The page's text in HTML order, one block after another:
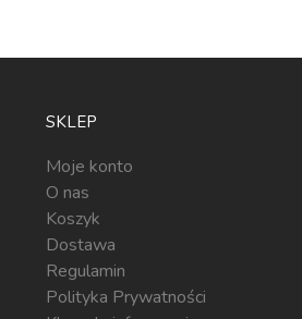
SKLEP
Moje konto
O nas
Koszyk
Dostawa
Regulamin
Polityka Prywatności